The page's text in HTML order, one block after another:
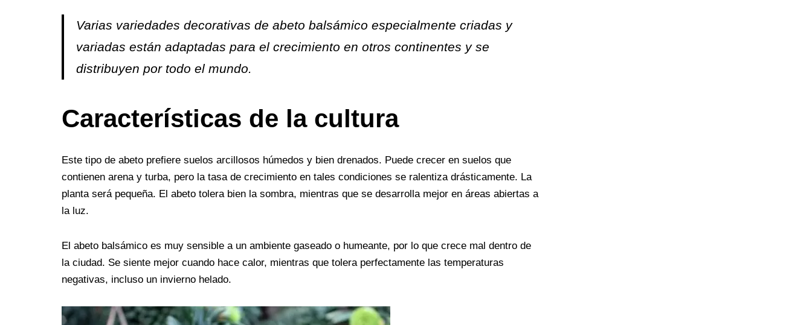
Varias variedades decorativas de abeto balsámico especialmente criadas y
variadas están adaptadas para el crecimiento en otros continentes y se
distribuyen por todo el mundo.
Características de la cultura
Este tipo de abeto prefiere suelos arcillosos húmedos y bien drenados. Puede crecer en suelos que
contienen arena y turba, pero la tasa de crecimiento en tales condiciones se ralentiza drásticamente. La
planta será pequeña. El abeto tolera bien la sombra, mientras que se desarrolla mejor en áreas abiertas a
la luz.
El abeto balsámico es muy sensible a un ambiente gaseado o humeante, por lo que crece mal dentro de
la ciudad. Se siente mejor cuando hace calor, mientras que tolera perfectamente las temperaturas
negativas, incluso un invierno helado.